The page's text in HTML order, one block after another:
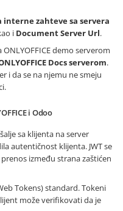
interne zahteve sa servera
i Document Server Url.
demo serverom
Docs serverom.
i da se na njemu ne smeju
i Odoo
sa klijenta na server
autentičnost klijenta. JWT se
između strana zaštićen
Tokens) standard. Tokeni
može verifikovati da je